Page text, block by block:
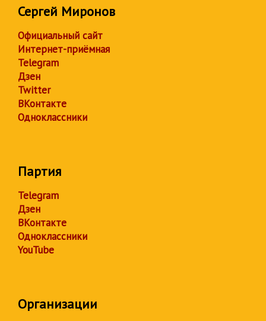
Сергей Миронов
Официальный сайт
Интернет-приёмная
Telegram
Дзен
Twitter
ВКонтакте
Одноклассники
Партия
Telegram
Дзен
ВКонтакте
Одноклассники
YouTube
Организации